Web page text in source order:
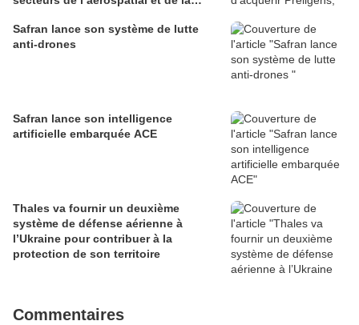
Safran lance son système de lutte
anti-drones
Safran lance son intelligence
artificielle embarquée ACE
Thales va fournir un deuxième
système de défense aérienne à
l’Ukraine pour contribuer à la
protection de son territoire
Commentaires